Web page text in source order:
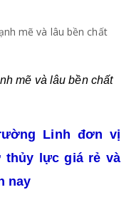
mẽ và lâu bền chất
Linh đơn vị
thủy lực giá rẻ và
nay